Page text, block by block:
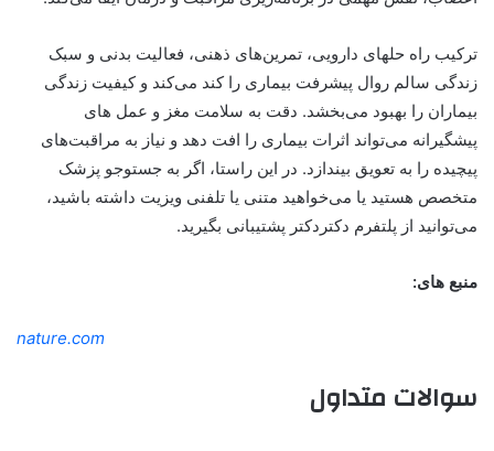
ترکیب راه حلهای دارویی، تمرین‌های ذهنی، فعالیت بدنی و سبک
زندگی سالم روال پیشرفت بیماری را کند می‌کند و کیفیت زندگی
بیماران را بهبود می‌بخشد. دقت به سلامت مغز و عمل های
پیشگیرانه می‌تواند اثرات بیماری را افت دهد و نیاز به مراقبت‌های
پیچیده را به تعویق بیندازد. در این راستا، اگر به جستوجو پزشک
متخصص هستید یا می‌خواهید متنی یا تلفنی ویزیت داشته باشید،
می‌توانید از پلتفرم دکتردکتر پشتیبانی بگیرید.
منبع های:
nature.com
سوالات متداول